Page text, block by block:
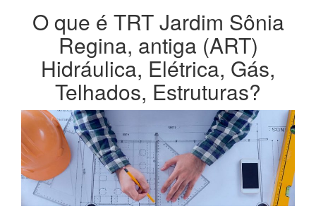
O que é TRT Jardim Sônia
Regina, antiga (ART)
Hidráulica, Elétrica, Gás,
Telhados, Estruturas?